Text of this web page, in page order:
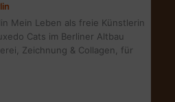
Mein Leben als freie Künstlerin
Tuxedo Cats im Berliner Altbau
Zeichnung & Collagen, für